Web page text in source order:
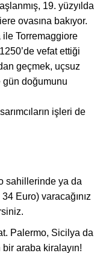
19. yüzyılda
ovasına bakıyor.
ile Torremaggiore
vefat ettiği
geçmek, uçsuz
gün doğumunu
işleri de
sahillerinde ya da
Euro) varacağınız
Palermo, Sicilya da
araba kiralayın!